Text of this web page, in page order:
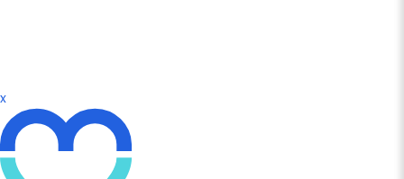
x